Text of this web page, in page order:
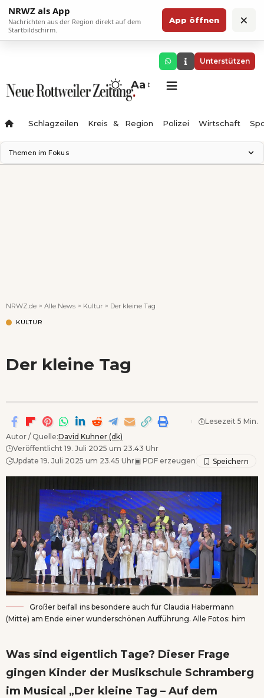
NRWZ als App
Nachrichten aus der Region direkt auf dem
Startbildschirm.
App öffnen ×
Unterstützen
Aa
Schlagzeilen Kreis & Region Polizei Wirtschaft
Themen im Fokus
NRWZ.de > Alle News > Kultur > Der kleine Tag
KULTUR
Der kleine Tag
Autor / Quelle:David Kuhner (dk)
Veröffentlicht 19. Juli 2025 um 23.43 Uhr
Update 19. Juli 2025 um 23.45 Uhr▣ PDF erzeugen
Lesezeit 5 Min.
Großer beifall ins besondere auch für Claudia Habermann
(Mitte) am Ende einer wunderschönen Aufführung. Alle Fotos: him
Was sind eigentlich Tage? Dieser Frage
gingen Kinder der Musikschule Schramberg
im Musical „Der kleine Tag – Auf dem